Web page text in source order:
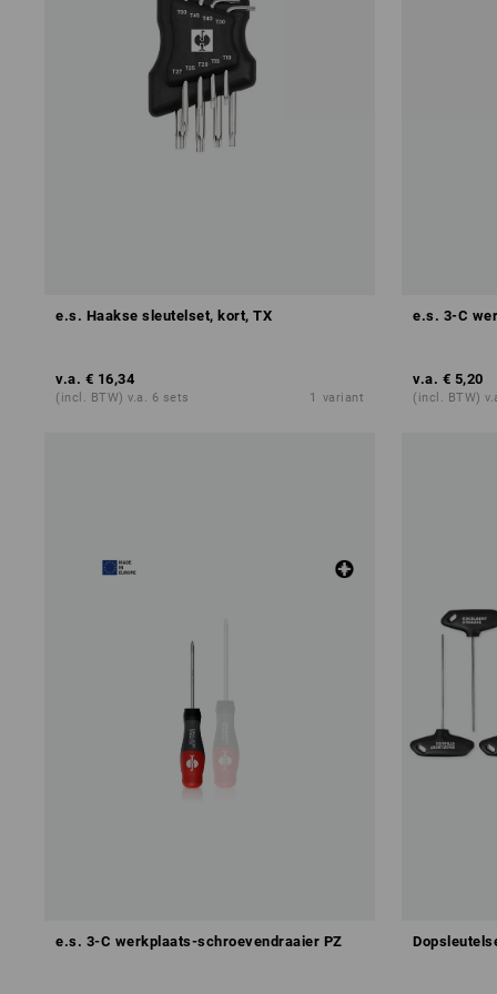
e.s. Haakse sleutelset, kort, TX
v.a. € 16,34
(incl. BTW) v.a. 6 sets 1 variant
e.s. 3-C
v.a. € 5,20
(incl. BTW)
e.s. 3-C werkplaats-schroevendraaier PZ